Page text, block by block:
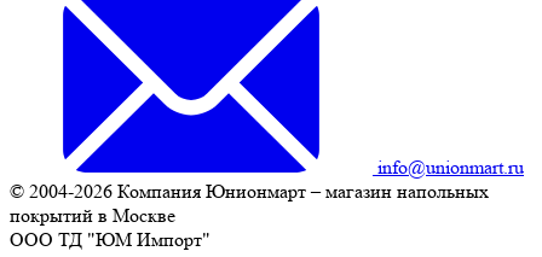
info@unionmart.ru
© 2004-2026 Компания Юнионмарт – магазин напольных
покрытий в Москве
ООО ТД "ЮМ Импорт"